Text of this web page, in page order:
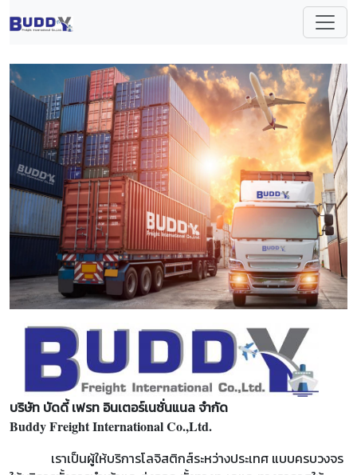
บริษัท บัดดี้ เฟรท อินเตอร์เนชั่นแนล จำกัด
Buddy Freight International Co.,Ltd.
เราเป็นผู้ให้บริการโลจิสติกส์ระหว่างประเทศ แบบครบวงจร